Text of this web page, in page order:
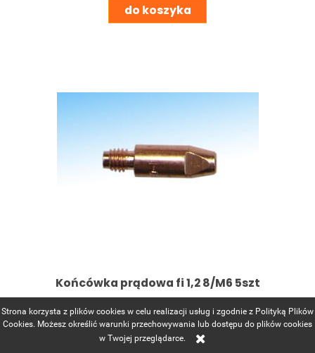
Strona korzysta z plików cookies w celu realizacji usług i zgodnie z Polityką Plików
Cookies. Możesz określić warunki przechowywania lub dostępu do plików cookies
w Twojej przeglądarce.
do koszyka
Końcówka prądowa fi 1,2 8/M6 5szt
8,00 zł